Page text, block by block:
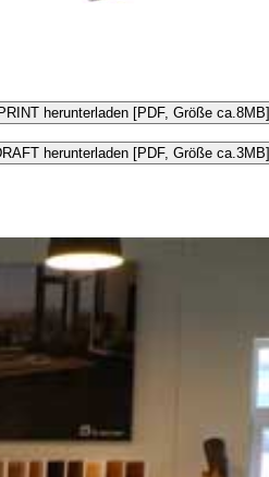
herunterladen [PDF, Größe ca.8MB]
herunterladen [PDF, Größe ca.3MB]